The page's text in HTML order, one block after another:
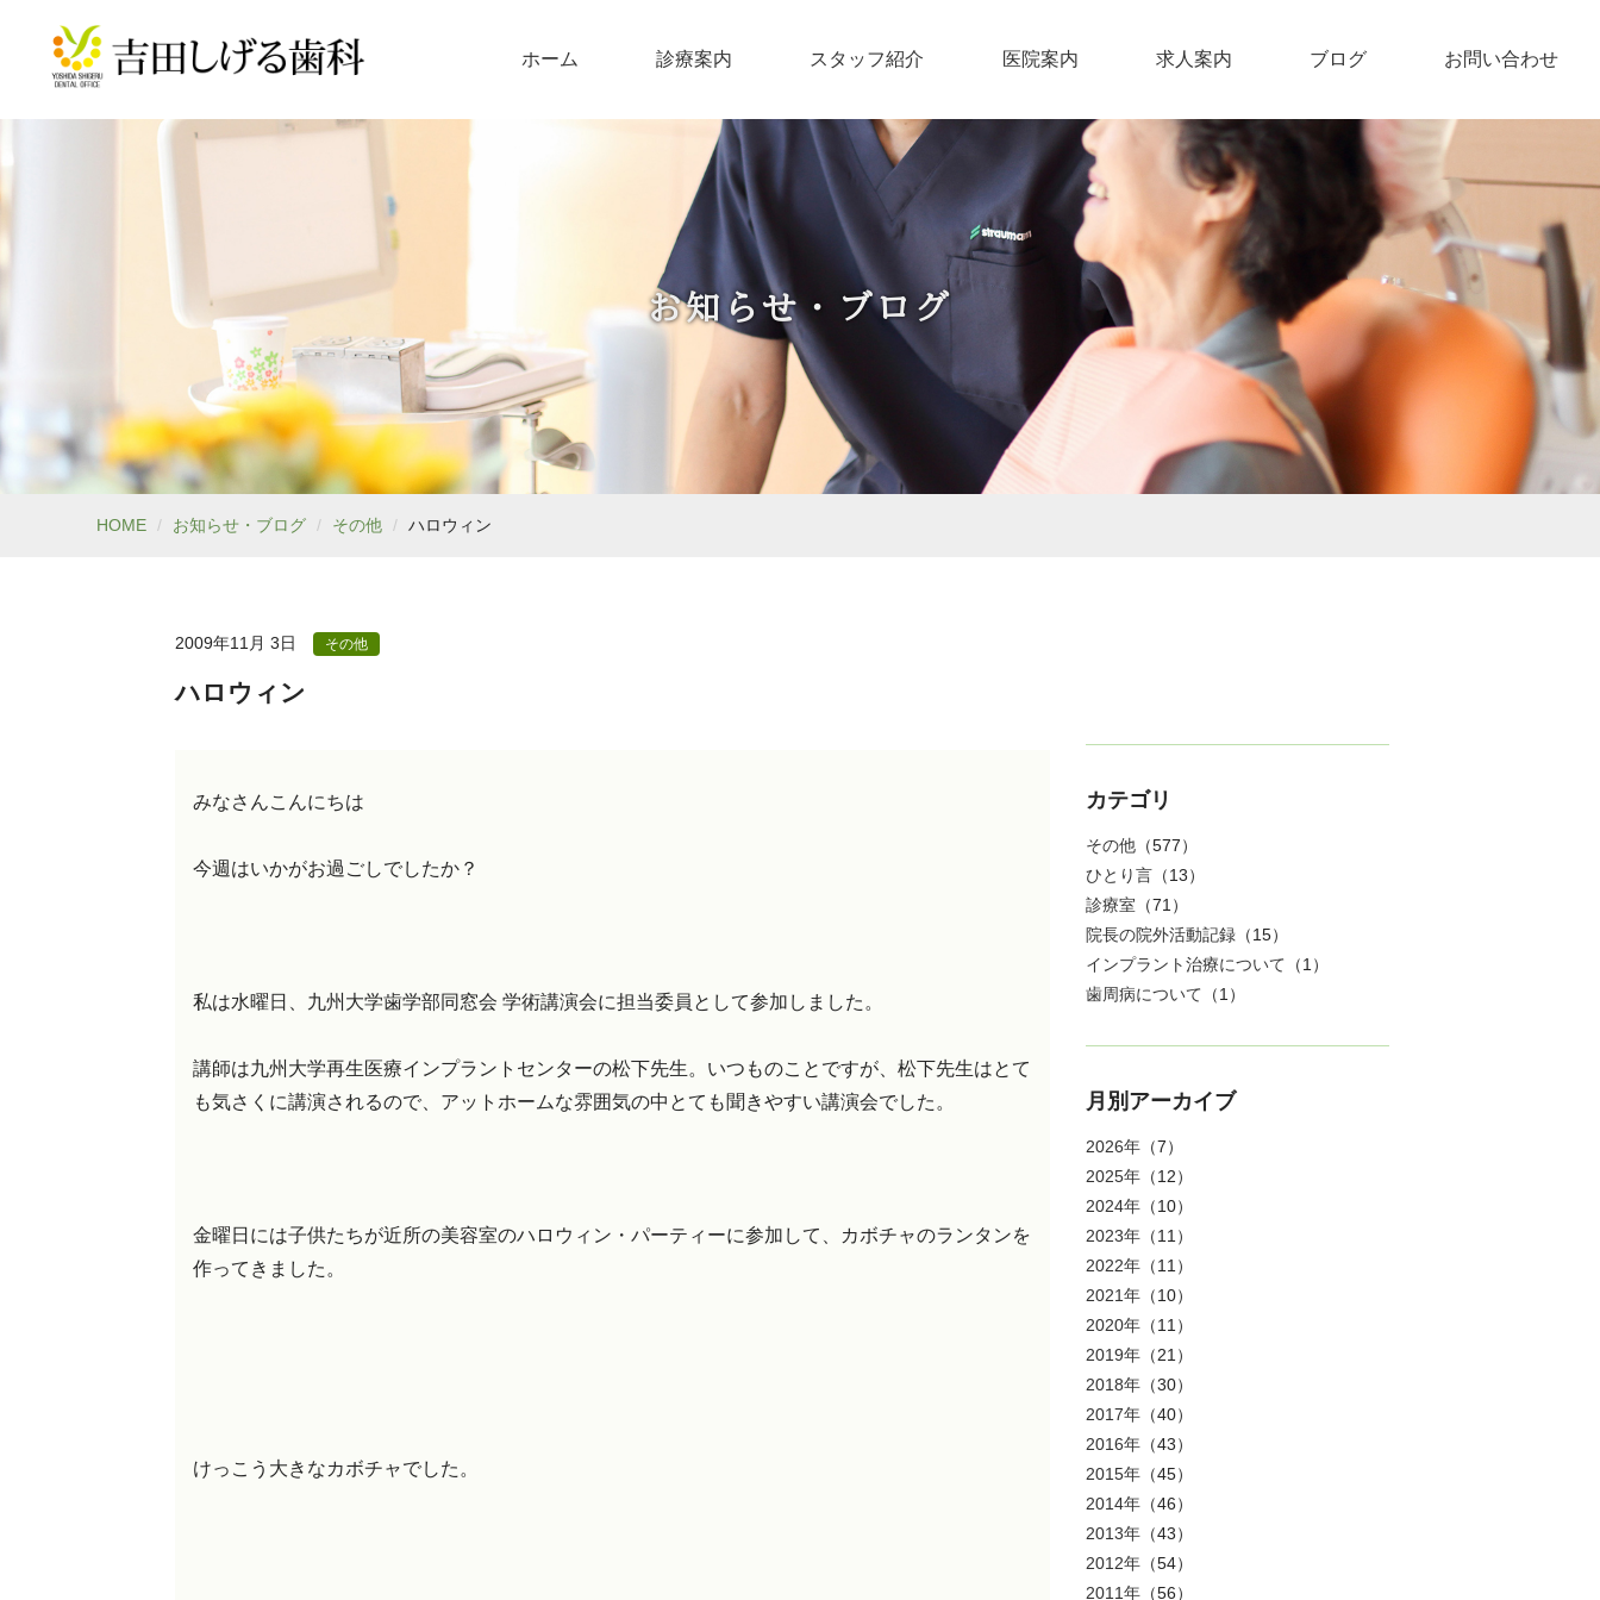
ホーム 診療案内 スタッフ紹介 医院案内 求人案内 ブログ お問い合わせ
お知らせ・ブログ
HOME お知らせ・ブログ その他 ハロウィン
2009年11月 3日 その他
ハロウィン
みなさんこんにちは
今週はいかがお過ごしでしたか？
私は水曜日、九州大学歯学部同窓会 学術講演会に担当委員として参加しました。
講師は九州大学再生医療インプラントセンターの松下先生。いつものことですが、松下先生はとて
も気さくに講演されるので、アットホームな雰囲気の中とても聞きやすい講演会でした。
金曜日には子供たちが近所の美容室のハロウィン・パーティーに参加して、カボチャのランタンを
作ってきました。
けっこう大きなカボチャでした。
カテゴリ
その他 （577）
ひとり言 （13）
診療室 （71）
院長の院外活動記録 （15）
インプラント治療について （1）
歯周病について （1）
月別アーカイブ
2026年 （7）
2025年 （12）
2024年 （10）
2023年 （11）
2022年 （11）
2021年 （10）
2020年 （11）
2019年 （21）
2018年 （30）
2017年 （40）
2016年 （43）
2015年 （45）
2014年 （46）
2013年 （43）
2012年 （54）
2011年 （56）